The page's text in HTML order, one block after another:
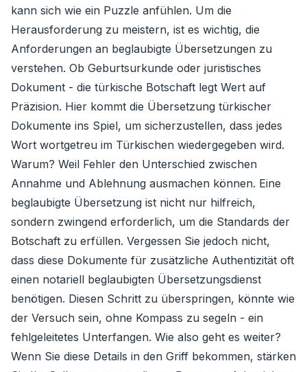
kann sich wie ein Puzzle anfühlen. Um die
Herausforderung zu meistern, ist es wichtig, die
Anforderungen an beglaubigte Übersetzungen zu
verstehen. Ob Geburtsurkunde oder juristisches
Dokument - ​​die türkische Botschaft legt Wert auf
Präzision. Hier kommt die Übersetzung türkischer
Dokumente ins Spiel, um sicherzustellen, dass jedes
Wort wortgetreu im Türkischen wiedergegeben wird.
Warum? Weil Fehler den Unterschied zwischen
Annahme und Ablehnung ausmachen können. Eine
beglaubigte Übersetzung ist nicht nur hilfreich,
sondern zwingend erforderlich, um die Standards der
Botschaft zu erfüllen. Vergessen Sie jedoch nicht,
dass diese Dokumente für zusätzliche Authentizität oft
einen notariell beglaubigten Übersetzungsdienst
benötigen. Diesen Schritt zu überspringen, könnte wie
der Versuch sein, ohne Kompass zu segeln - ein
fehlgeleitetes Unterfangen. Wie also geht es weiter?
Wenn Sie diese Details in den Griff bekommen, stärken